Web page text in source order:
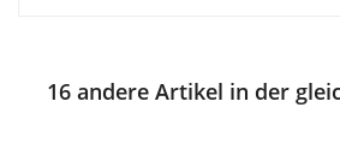
16 andere Artikel in der